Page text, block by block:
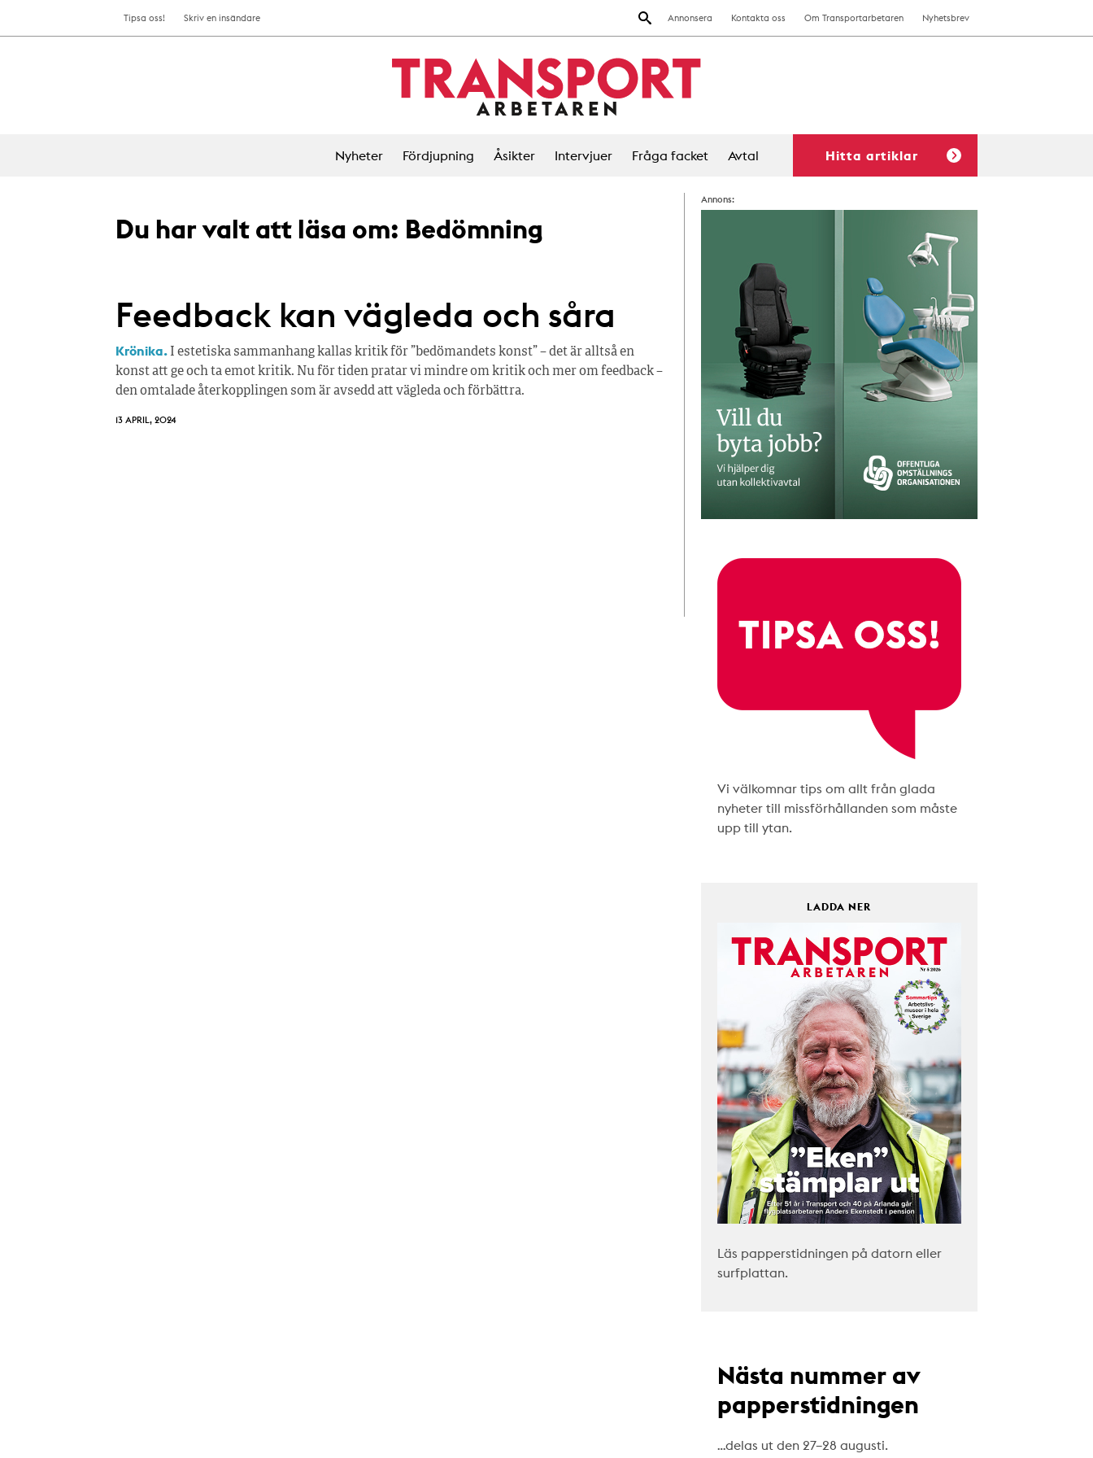
Annonsera Kontakta oss Om Transportarbetaren Nyhetsbrev
Tipsa oss! Skriv en insändare
Nyheter Fördjupning Åsikter Intervjuer Fråga facket Avtal Hitta artiklar
Du har valt att läsa om: Bedömning
Feedback kan vägleda och såra
Krönika. I estetiska sammanhang kallas kritik för ”bedömandets konst” – det är alltså en
konst att ge och ta emot kritik. Nu för tiden pratar vi mindre om kritik och mer om feedback –
den omtalade återkopplingen som är avsedd att vägleda och förbättra.
13 APRIL, 2024
Annons:
Vi välkomnar tips om allt från glada
nyheter till missförhållanden som måste
upp till ytan.
LADDA NER
Läs papperstidningen på datorn eller
surfplattan.
Nästa nummer av
papperstidningen
…delas ut den 27–28 augusti.